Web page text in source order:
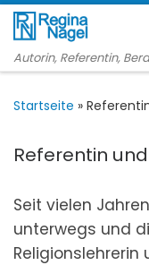
Zum Inhalt springen
Autorin, Referentin,
Startseite »
Referentin
Seit vielen
unterwegs und